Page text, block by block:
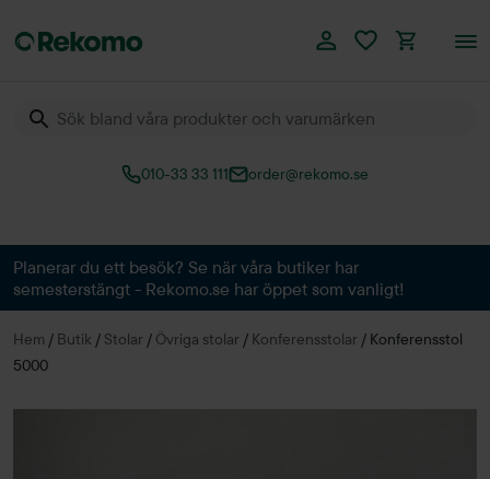
010-33 33 111 order@rekomo.se
Planerar du ett besök? Se när våra butiker har
semesterstängt - Rekomo.se har öppet som vanligt!
Hem / Butik / Stolar / Övriga stolar / Konferensstolar / Konferensstol
5000